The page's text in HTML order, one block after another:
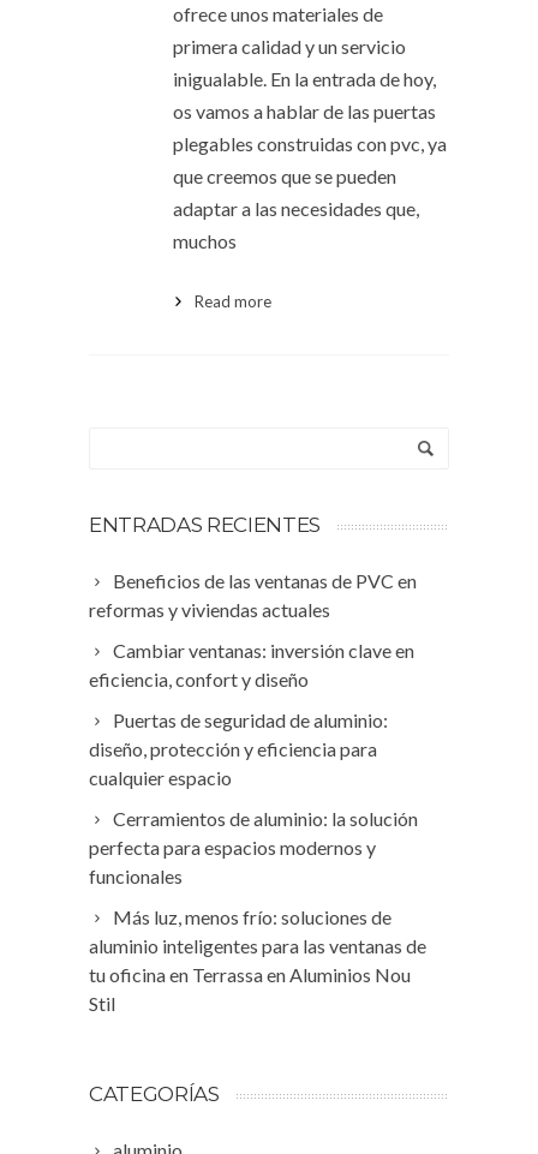
ofrece unos materiales de
primera calidad y un servicio
inigualable. En la entrada de hoy,
os vamos a hablar de las puertas
plegables construidas con pvc, ya
que creemos que se pueden
adaptar a las necesidades que,
muchos
Read more
ENTRADAS RECIENTES
Beneficios de las ventanas de PVC en
reformas y viviendas actuales
Cambiar ventanas: inversión clave en
eficiencia, confort y diseño
Puertas de seguridad de aluminio:
diseño, protección y eficiencia para
cualquier espacio
Cerramientos de aluminio: la solución
perfecta para espacios modernos y
funcionales
Más luz, menos frío: soluciones de
aluminio inteligentes para las ventanas de
tu oficina en Terrassa en Aluminios Nou
Stil
CATEGORÍAS